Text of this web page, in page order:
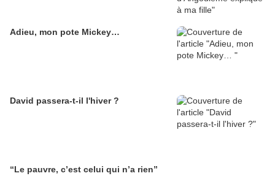
Adieu, mon pote Mickey…
David passera-t-il l'hiver ?
“Le pauvre, c’est celui qui n’a rien”